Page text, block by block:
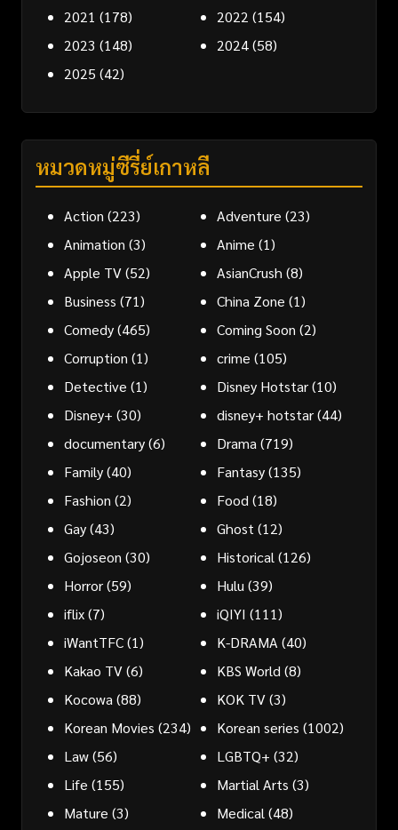
2021 (178) 2022 (154)
2023 (148) 2024(58)
2025 (42)
หมวดหมู่ซีรี่ย์เกาหลี
Action (223) Adventure (23)
Animation (3) Anime (1)
Apple TV(52) AsianCrush (8)
Business (71) China Zone (1)
Comedy(465) Coming Soon (2)
Corruption (1) crime (105)
Detective (1) Disney Hotstar(10)
Disney+ (30) disney+ hotstar(44)
documentary(6) Drama (719)
Family(40) Fantasy(135)
Fashion (2) Food (18)
Gay(43) Ghost (12)
Gojoseon (30) Historical (126)
Horror(59) Hulu (39)
iflix(7) iQIYI (111)
iWantTFC(1) K-DRAMA (40)
Kakao TV(6) KBS World (8)
Kocowa (88) KOK TV(3)
Korean Movies (234) Korean series (1002)
Law(56) LGBTQ+ (32)
Life (155) Martial Arts (3)
Mature (3) Medical (48)